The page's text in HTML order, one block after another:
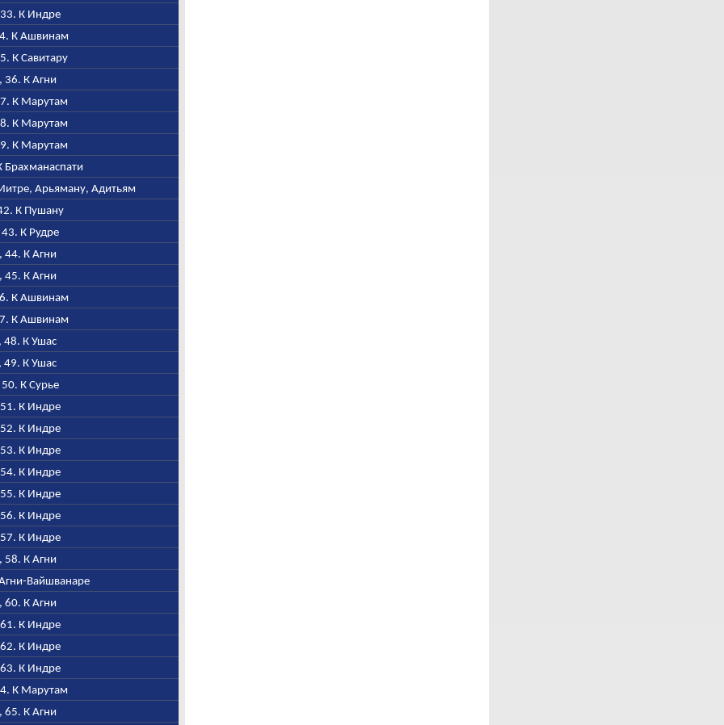
К Индре
К Ашвинам
К Савитару
36. К Агни
К Марутам
К Марутам
К Марутам
Брахманаспати
Арьяману, Адитьям
К Пушану
43. К Рудре
44. К Агни
45. К Агни
К Ашвинам
К Ашвинам
48. К Ушас
49. К Ушас
50. К Сурье
К Индре
К Индре
К Индре
К Индре
К Индре
К Индре
К Индре
58. К Агни
Вайшванаре
60. К Агни
К Индре
К Индре
К Индре
К Марутам
65. К Агни